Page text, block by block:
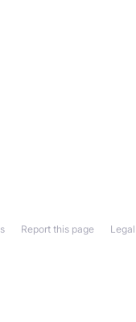
Report this page